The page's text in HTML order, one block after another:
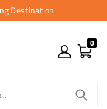
Destination
0